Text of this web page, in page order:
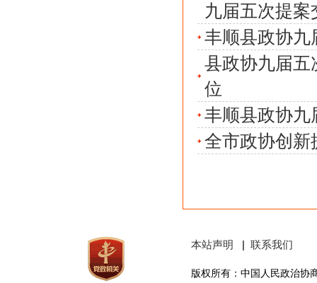
九届五次提案
丰顺县政协九
县政协九届五
位
丰顺县政协九
全市政协创新
本站声明 | 联系我们
版权所有：中国人民政治协